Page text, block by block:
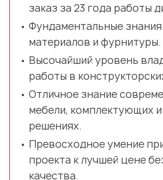
заказ за 23 года работы
Фундаментальные
материалов и фурнитуры.
Высочайший уровень
работы в
Отличное знание
мебели, комплектующих
решениях.
Превосходное умение
проекта к лучшей цене
качества.